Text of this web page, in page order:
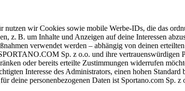
wir Cookies sowie mobile Werbe-IDs, die das
z. B. um Inhalte und Anzeigen auf deine Interessen
verwendet werden – abhängig von deinen
Sp. z o.o. und ihre vertrauenswürdigen
oder bereits erteilte Zustimmungen widerrufen
Interesse des Administrators, einen hohen
deine personenbezogenen Daten ist Sportano.com Sp. z